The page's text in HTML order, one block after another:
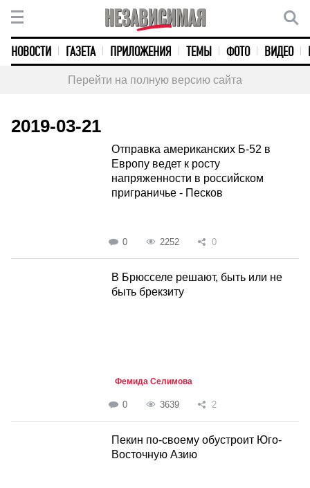
НОВОСТИ ГАЗЕТА ПРИЛОЖЕНИЯ ТЕМЫ ФОТО ВИДЕО
Перейти на полную версию сайта
2019-03-21
Отправка американских Б-52 в
Европу ведет к росту
напряженности в российском
приграничье - Песков
0 2252 0
В Брюсселе решают, быть или не
быть брекзиту
Фемида Селимова
0 3639 2
Пекин по-своему обустроит Юго-
Восточную Азию